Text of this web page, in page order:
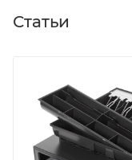
Статьи